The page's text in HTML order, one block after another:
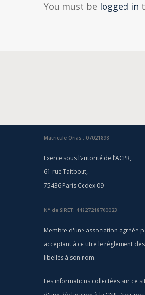
You must be logged in
Matricule Orias : 07021898
Exerce sous l’autorité de l’ACPR,
61 rue Taitbout,
75436 Paris Cedex 09
N° de SIRET: 44827218700023
Membre d'une association agréée
acceptant à ce titre le règlement
libellés à son nom.
Les informations collectées sur ce